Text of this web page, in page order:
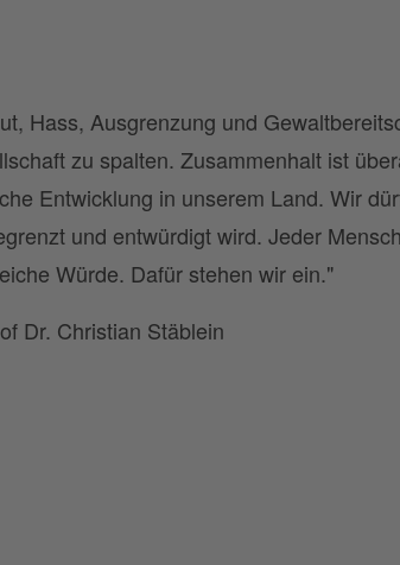
Hass, Ausgrenzung und
zu spalten. Zusammenhalt ist
Entwicklung in unserem Land. Wir
und entwürdigt wird. Jeder
Würde. Dafür stehen wir ein."
Dr. Christian Stäblein